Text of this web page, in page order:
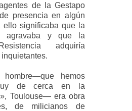
de la Gestapo
presencia en algún
ello significaba que la
agravaba y que la
adquiría
hemos
de cerca en la
Toulouse— era obra
de milicianos de